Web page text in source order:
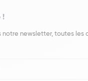
!
notre newsletter, toutes les